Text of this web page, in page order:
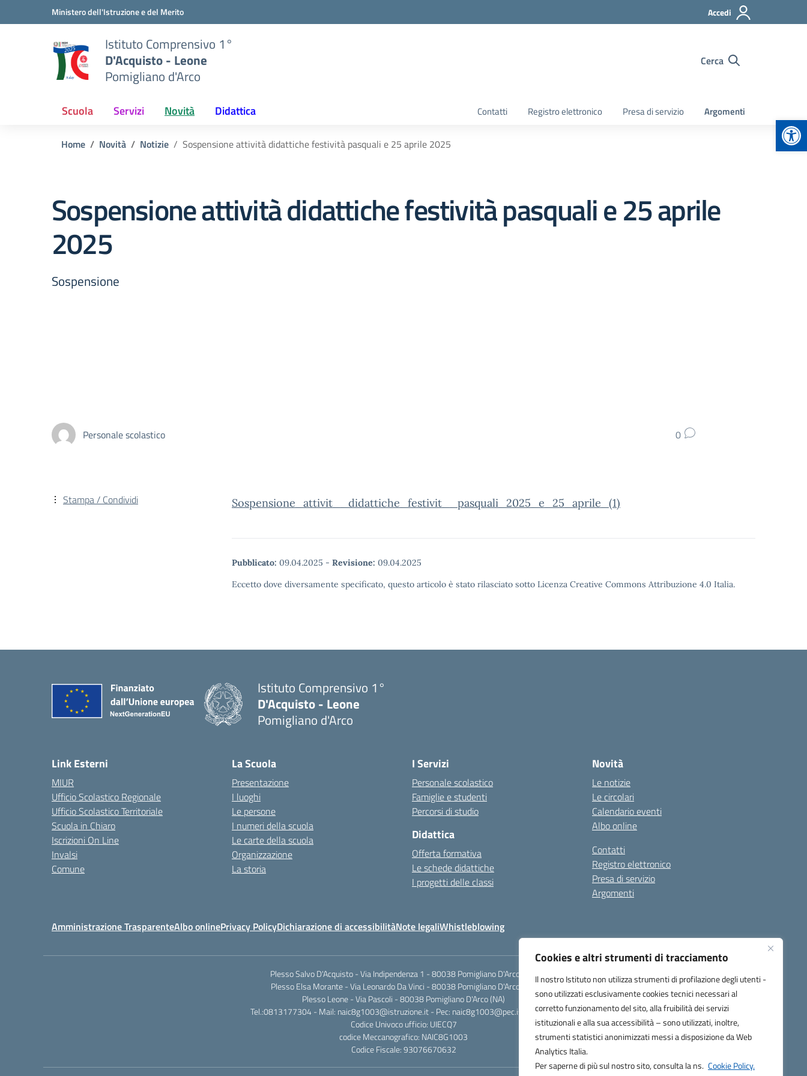
Cookies e altri strumenti di tracciamento
Il nostro Istituto non utilizza strumenti di profilazione degli utenti -
sono utilizzati esclusivamente cookies tecnici necessari al
corretto funzionamento del sito, alla fruibilità dei servizi
istituzionali e alla sua accessibilità – sono utilizzati, inoltre,
strumenti statistici anonimizzati messi a disposizione da Web
Analytics Italia.
Per saperne di più sul nostro sito, consulta la ns. Cookie Policy.
Vai ai contenuti
Vai al menu di navigazioneMinistero dell'Istruzione e del Merito Accedi
Istituto Comprensivo 1°
D'Acquisto - Leone
Pomigliano d'Arco
Cerca
Scuola Servizi Novità Didattica Contatti Registro elettronico Presa di servizio Argomenti
Home Novità Notizie Sospensione attività didattiche festività pasquali e 25 aprile 2025
Sospensione attività didattiche festività pasquali e 25 aprile
2025
Sospensione
Personale scolastico 0
Sospensione_attivit__didattiche_festivit__pasquali_2025_e_25_aprile_(1)
Pubblicato: 09.04.2025 - Revisione: 09.04.2025
Eccetto dove diversamente specificato, questo articolo è stato rilasciato sotto Licenza Creative Commons Attribuzione 4.0 Italia.
Stampa / Condividi
Istituto Comprensivo 1°
D'Acquisto - Leone
Pomigliano d'Arco
Link Esterni
MIUR
Ufficio Scolastico Regionale
Ufficio Scolastico Territoriale
Scuola in Chiaro
Iscrizioni On Line
Invalsi
Comune
La Scuola
Presentazione
I luoghi
Le persone
I numeri della scuola
Le carte della scuola
Organizzazione
La storia
I Servizi
Personale scolastico
Famiglie e studenti
Percorsi di studio
Didattica
Offerta formativa
Le schede didattiche
I progetti delle classi
Novità
Le notizie
Le circolari
Calendario eventi
Albo online
Contatti
Registro elettronico
Presa di servizio
Argomenti
Amministrazione TrasparenteAlbo onlinePrivacy PolicyDichiarazione di accessibilitàNote legaliWhistleblowing
Plesso Salvo D'Acquisto - Via Indipendenza 1 - 80038 Pomigliano D'Arco (NA)
Plesso Elsa Morante - Via Leonardo Da Vinci - 80038 Pomigliano D'Arco (NA)
Plesso Leone - Via Pascoli - 80038 Pomigliano D'Arco (NA)
Tel.:0813177304 - Mail: naic8g1003@istruzione.it - Pec: naic8g1003@pec.istruzione.it
Codice Univoco ufficio: UIECQ7
codice Meccanografico: NAIC8G1003
Codice Fiscale: 93076670632